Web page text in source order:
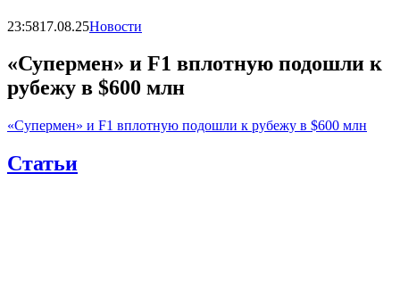
23:5817.08.25Новости
«Супермен» и F1 вплотную подошли к
рубежу в $600 млн
«Супермен» и F1 вплотную подошли к рубежу в $600 млн
Статьи